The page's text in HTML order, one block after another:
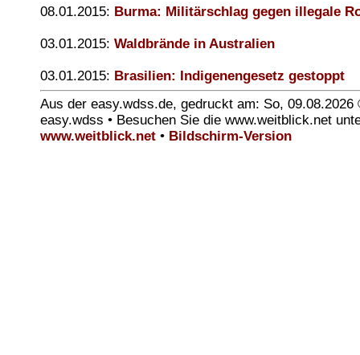
08.01.2015: Burma: Militärschlag gegen illegale
03.01.2015: Waldbrände in Australien
03.01.2015: Brasilien: Indigenengesetz gestoppt
Aus der easy.wdss.de, gedruckt am: So, 09.08.2026
easy.wdss • Besuchen Sie die www.weitblick.net
www.weitblick.net • Bildschirm-Version